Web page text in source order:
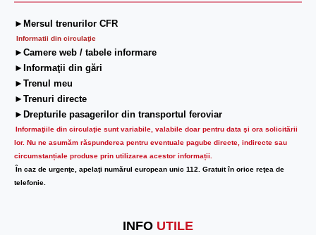
►Mersul trenurilor CFR
Informatii din circulaţie
►Camere web / tabele informare
►Informaţii din gări
►Trenul meu
►Trenuri directe
►Drepturile pasagerilor din transportul feroviar
Informaţiile din circulaţie sunt variabile, valabile doar pentru data şi ora solicitării
lor. Nu ne asumăm răspunderea pentru eventuale pagube directe, indirecte sau
circumstanțiale produse prin utilizarea acestor informații.
În caz de urgenţe, apelaţi numărul european unic 112. Gratuit în orice reţea de
telefonie.
INFO UTILE